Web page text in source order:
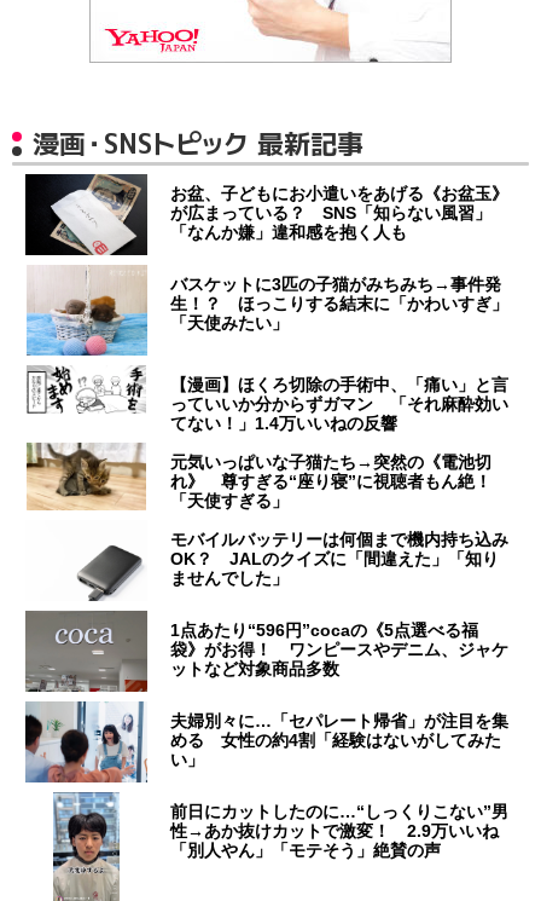
漫画・SNSトピック 最新記事
お盆、子どもにお小遣いをあげる《お盆玉》
が広まっている？ SNS「知らない風習」
「なんか嫌」違和感を抱く人も
バスケットに3匹の子猫がみちみち→事件発
生！？ ほっこりする結末に「かわいすぎ」
「天使みたい」
【漫画】ほくろ切除の手術中、「痛い」と言
っていいか分からずガマン 「それ麻酔効い
てない！」1.4万いいねの反響
元気いっぱいな子猫たち→突然の《電池切
れ》 尊すぎる“座り寝”に視聴者もん絶！
「天使すぎる」
モバイルバッテリーは何個まで機内持ち込み
OK？ JALのクイズに「間違えた」「知り
ませんでした」
1点あたり“596円”cocaの《5点選べる福
袋》がお得！ ワンピースやデニム、ジャケ
ットなど対象商品多数
夫婦別々に…「セパレート帰省」が注目を集
める 女性の約4割「経験はないがしてみた
い」
前日にカットしたのに…“しっくりこない”男
性→あか抜けカットで激変！ 2.9万いいね
「別人やん」「モテそう」絶賛の声